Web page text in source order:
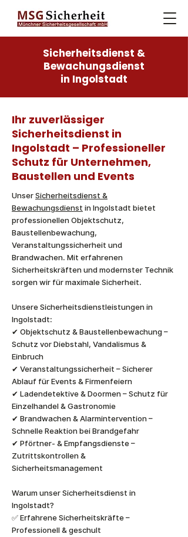
Sicherheitsdienst &
Bewachungsdienst
in Ingolstadt
​Ihr zuverlässiger
Sicherheitsdienst in
Ingolstadt – Professioneller
Schutz für Unternehmen,
Baustellen und Events
UnserSicherheitsdienst &
Bewachungsdienst in Ingolstadt bietet
professionellen Objektschutz,
Baustellenbewachung,
Veranstaltungssicherheit und
Brandwachen. Mit erfahrenen
Sicherheitskräften und modernster Technik
sorgen wir für maximale Sicherheit.
Unsere Sicherheitsdienstleistungen in
Ingolstadt:
✔ Objektschutz & Baustellenbewachung –
Schutz vor Diebstahl, Vandalismus &
Einbruch
✔ Veranstaltungssicherheit – Sicherer
Ablauf für Events & Firmenfeiern
✔ Ladendetektive & Doormen – Schutz für
Einzelhandel & Gastronomie
✔ Brandwachen & Alarmintervention –
Schnelle Reaktion bei Brandgefahr
✔ Pförtner- & Empfangsdienste –
Zutrittskontrollen &
Sicherheitsmanagement
Warum unser Sicherheitsdienst in
Ingolstadt?
✅ Erfahrene Sicherheitskräfte –
Professionell & geschult